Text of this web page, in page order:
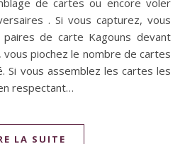
de cartes ou encore voler
. Si vous capturez, vous
paires de carte Kagouns devant
vous piochez le nombre de cartes
Si vous assemblez les cartes les
respectant…
LA SUITE